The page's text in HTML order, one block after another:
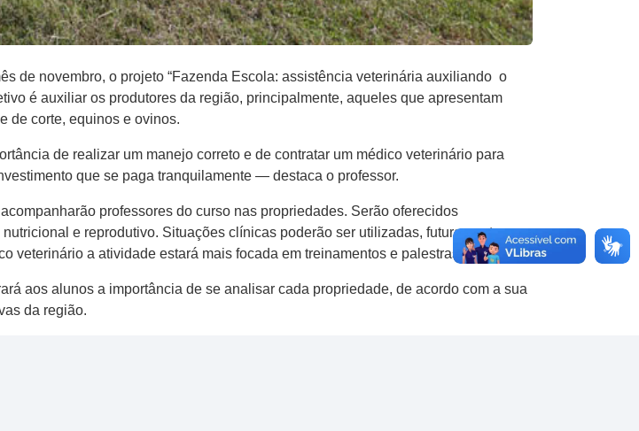
de novembro, o projeto “Fazenda Escola: assistência veterinária auxiliando o
é auxiliar os produtores da região, principalmente, aqueles que apresentam
de corte, equinos e ovinos.
de realizar um manejo correto e de contratar um médico veterinário para
que se paga tranquilamente — destaca o professor.
professores do curso nas propriedades. Serão oferecidos
e reprodutivo. Situações clínicas poderão ser utilizadas, futuramente,
veterinário a atividade estará mais focada em treinamentos e palestras.
aos alunos a importância de se analisar cada propriedade, de acordo com a sua
da região.